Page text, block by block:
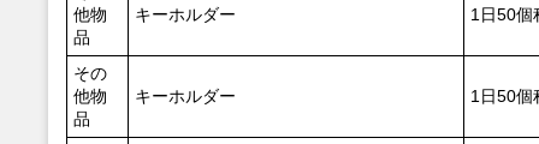
他物
品
キーホルダー 1日50個
その
他物
品
キーホルダー 1日50個